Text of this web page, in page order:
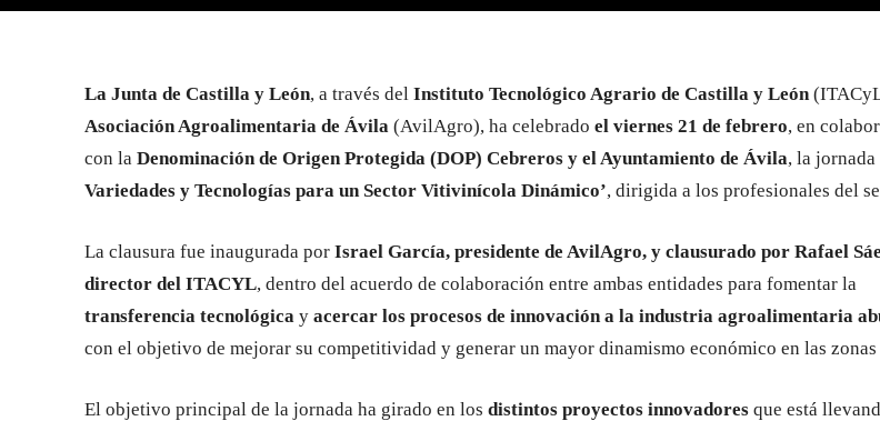
La Junta de Castilla y León, a través del Instituto Tecnológico Agrario de Castilla y León
Asociación Agroalimentaria de Ávila (AvilAgro), ha celebrado el viernes 21 de febrero, en
con la Denominación de Origen Protegida (DOP) Cebreros y el Ayuntamiento de Ávila, la jornada
Variedades y Tecnologías para un Sector Vitivinícola Dinámico’, dirigida a los profesionales del
La clausura fue inaugurada por Israel García, presidente de AvilAgro, y clausurado por Rafael
director del ITACYL, dentro del acuerdo de colaboración entre ambas entidades para fomentar la
transferencia tecnológica y acercar los procesos de innovación a la industria agroalimentaria
con el objetivo de mejorar su competitividad y generar un mayor dinamismo económico en las zonas
El objetivo principal de la jornada ha girado en los distintos proyectos innovadores que está